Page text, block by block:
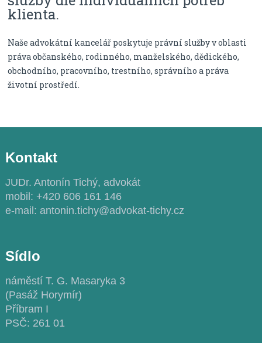
klienta.
Naše advokátní kancelář poskytuje právní služby v oblasti
práva občanského, rodinného, manželského, dědického,
obchodního, pracovního, trestního, správního a práva
životní prostředí.
Kontakt
JUDr. Antonín Tichý, advokát
mobil: +420 606 161 146
e-mail: antonin.tichy@advokat-tichy.cz
Sídlo
náměstí T. G. Masaryka 3
(Pasáž Horymír)
Příbram I
PSČ: 261 01